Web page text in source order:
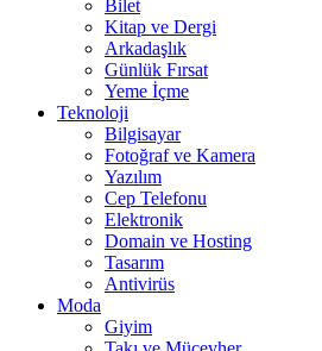
Bilet
Kitap ve Dergi
Arkadaşlık
Günlük Fırsat
Yeme İçme
Teknoloji
Bilgisayar
Fotoğraf ve Kamera
Yazılım
Cep Telefonu
Elektronik
Domain ve Hosting
Tasarım
Antivirüs
Moda
Giyim